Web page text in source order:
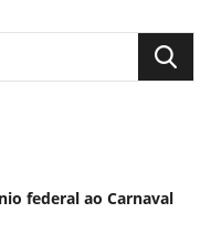
federal ao Carnaval